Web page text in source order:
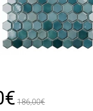
186,00€